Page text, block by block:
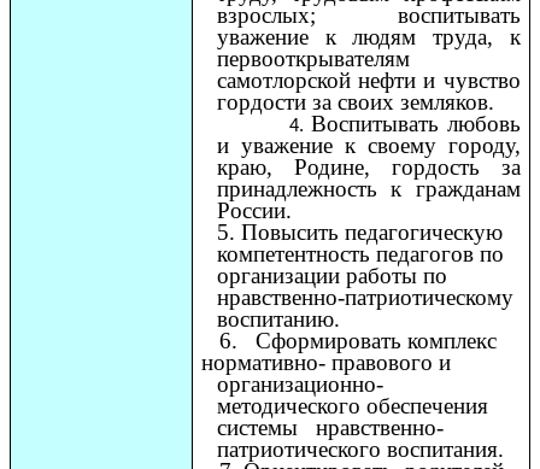
взрослых; воспитывать
уважение к людям труда, к
первооткрывателям
самотлорской нефти и чувство
гордости за своих земляков.
Воспитывать любовь
и уважение к своему городу,
краю, Родине, гордость за
принадлежность к гражданам
России.
5. Повысить педагогическую
компетентность педагогов по
организации работы по
нравственно-патриотическому
воспитанию.
6. Сформировать комплекс
нормативно- правового и
организационно-
методического обеспечения
системы нравственно-
патриотического воспитания.